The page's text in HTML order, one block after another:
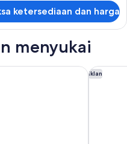
ketersediaan dan harga
menyukai
Iklan
The